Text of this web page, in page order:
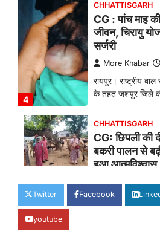
4
CHHATTISGARH
CG : पांच माह
जीवन, चिरायु
सर्जरी
More Khabar
रायपुर। राष्ट्रीय
के तहत जशपुर जिले
1
CHHATTISGARH
CG: छिपली की
बकरी पालन से
हुआ आत्मविश्वास
More Khabar
रायपुर। ग्रामीण
Twitter Facebook
youtube